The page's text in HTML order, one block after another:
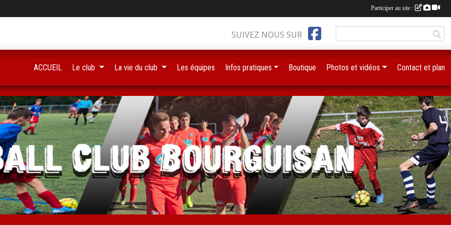
SUIVEZ NOUS SUR
ACCUEIL Le club La vie du club Les équipes Infos pratiques Boutique Photos et vidéos Contact et plan
Participer au site :